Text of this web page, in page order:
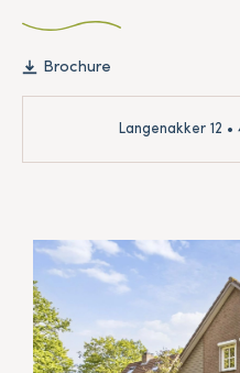
Brochure
Langenakker 12 •